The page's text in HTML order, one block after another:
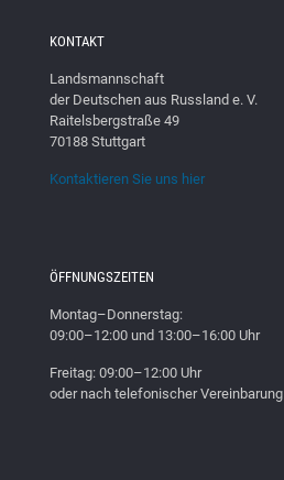
KONTAKT
Landsmannschaft
der Deutschen aus Russland e. V.
Raitelsbergstraße 49
70188 Stuttgart
Kontaktieren Sie uns hier
ÖFFNUNGSZEITEN
Montag–Donnerstag:
09:00–12:00 und 13:00–16:00 Uhr
Freitag: 09:00–12:00 Uhr
oder nach telefonischer Vereinbarung